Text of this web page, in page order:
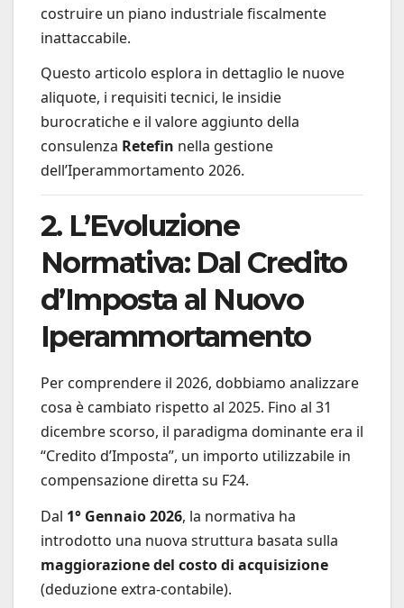
costruire un piano industriale fiscalmente
inattaccabile.
Questo articolo esplora in dettaglio le nuove
aliquote, i requisiti tecnici, le insidie
burocratiche e il valore aggiunto della
consulenza Retefin nella gestione
dell’Iperammortamento 2026.
2. L’Evoluzione
Normativa: Dal Credito
d’Imposta al Nuovo
Iperammortamento
Per comprendere il 2026, dobbiamo analizzare
cosa è cambiato rispetto al 2025. Fino al 31
dicembre scorso, il paradigma dominante era il
“Credito d’Imposta”, un importo utilizzabile in
compensazione diretta su F24.
Dal 1° Gennaio 2026, la normativa ha
introdotto una nuova struttura basata sulla
maggiorazione del costo di acquisizione
(deduzione extra-contabile).